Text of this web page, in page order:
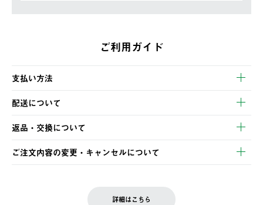
ご利用ガイド
支払い方法
以下のいずれかの方法でお支払いいただけます。
・クレジットカード決済
・コンビニ決済
・Pay-easy決済
配送について
【発送スケジュール】
ご注文・ご入金完了より2営業日以内に商品を発送いたします。
土日祝の発送はございませんので、木曜日以降のご注文は週明け
の発送となる場合がございます。
返品・交換について
※お客様都合の場合
お客様都合の返品にかかる送料は、お客様ご負担とさせていただ
ご注文内容の変更・キャンセルについて
LOGOS FAMILY会員の方は、会員マイページ内 購入履歴画面に
詳細はこちら